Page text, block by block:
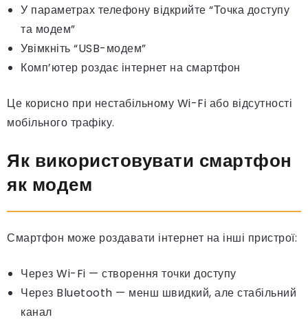
У параметрах телефону відкрийте “Точка доступу
та модем”
Увімкніть “USB-модем”
Комп’ютер роздає інтернет на смартфон
Це корисно при нестабільному Wi-Fi або відсутності
мобільного трафіку.
Як використовувати смартфон
як модем
Смартфон може роздавати інтернет на інші пристрої:
Через Wi-Fi — створення точки доступу
Через Bluetooth — менш швидкий, але стабільний
канал